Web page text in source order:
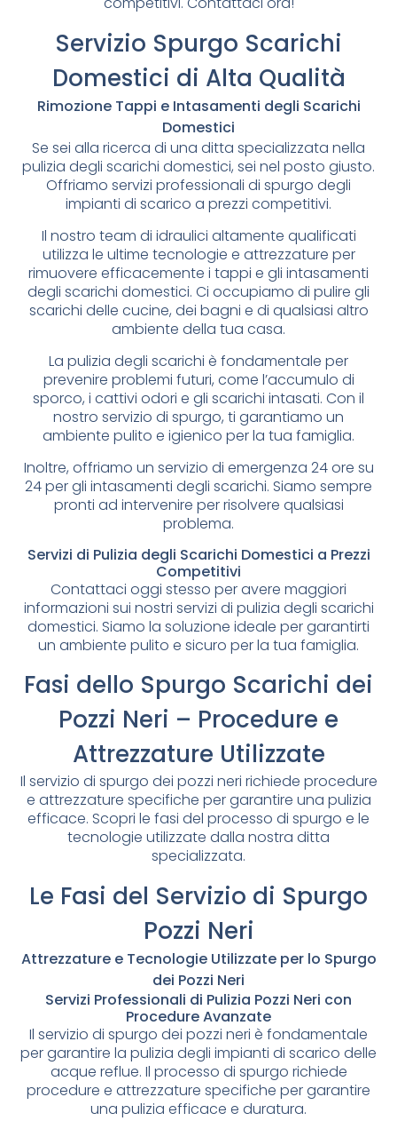
Servizio Spurgo Scarichi
Domestici di Alta Qualità
Rimozione Tappi e Intasamenti degli Scarichi
Domestici
Se sei alla ricerca di una ditta specializzata nella
pulizia degli scarichi domestici, sei nel posto giusto.
Offriamo servizi professionali di spurgo degli
impianti di scarico a prezzi competitivi.
Il nostro team di idraulici altamente qualificati
utilizza le ultime tecnologie e attrezzature per
rimuovere efficacemente i tappi e gli intasamenti
degli scarichi domestici. Ci occupiamo di pulire gli
scarichi delle cucine, dei bagni e di qualsiasi altro
ambiente della tua casa.
La pulizia degli scarichi è fondamentale per
prevenire problemi futuri, come l’accumulo di
sporco, i cattivi odori e gli scarichi intasati. Con il
nostro servizio di spurgo, ti garantiamo un
ambiente pulito e igienico per la tua famiglia.
Inoltre, offriamo un servizio di emergenza 24 ore su
24 per gli intasamenti degli scarichi. Siamo sempre
pronti ad intervenire per risolvere qualsiasi
problema.
Servizi di Pulizia degli Scarichi Domestici a Prezzi
Competitivi
Contattaci oggi stesso per avere maggiori
informazioni sui nostri servizi di pulizia degli scarichi
domestici. Siamo la soluzione ideale per garantirti
un ambiente pulito e sicuro per la tua famiglia.
Fasi dello Spurgo Scarichi dei
Pozzi Neri – Procedure e
Attrezzature Utilizzate
Il servizio di spurgo dei pozzi neri richiede procedure
e attrezzature specifiche per garantire una pulizia
efficace. Scopri le fasi del processo di spurgo e le
tecnologie utilizzate dalla nostra ditta
specializzata.
Le Fasi del Servizio di Spurgo
Pozzi Neri
Attrezzature e Tecnologie Utilizzate per lo Spurgo
dei Pozzi Neri
Servizi Professionali di Pulizia Pozzi Neri con
Procedure Avanzate
Il servizio di spurgo dei pozzi neri è fondamentale
per garantire la pulizia degli impianti di scarico delle
acque reflue. Il processo di spurgo richiede
procedure e attrezzature specifiche per garantire
una pulizia efficace e duratura.